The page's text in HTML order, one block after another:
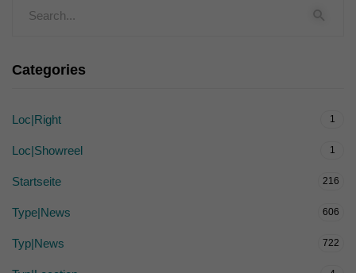
Categories
Loc|Right 1
Loc|Showreel 1
Startseite 216
Type|News 606
Typ|News 722